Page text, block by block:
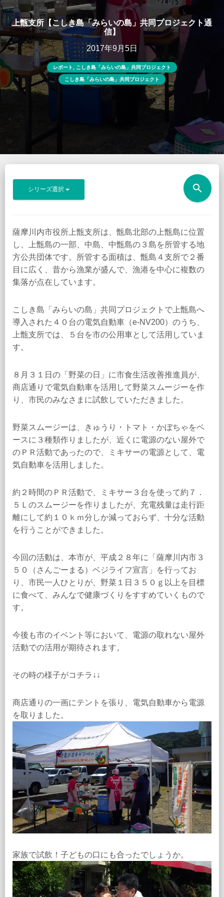
上甑支所【こしき島「みらいの島」共同プロジェクト通
信】
2017年9月5日
レポート こしき島「みらいの島」共同プロジェクト
こしき島「みらいの島」共同プロジェクト
シリーズ選択 search
薩摩川内市役所上甑支所は、甑島北部の上甑島に位置
し、上甑島の一部、中島、中甑島の３島を所管する地
方公共団体です。所管する面積は、甑島４支所で２番
目に広く、昔から漁業が盛んで、漁港を中心に複数の
集落が点在しています。
こしき島「みらいの島」共同プロジェクトで上甑島へ
導入された４０台の電気自動車（e-NV200）のうち、
上甑支所では、５台を市の公用車として活用していま
す。
８月３１日の「野菜の日」に市食生活改善推進員が、
商店通りで電気自動車を活用して野菜スムージーを作
り、市民のみなさまに試飲していただきました。
野菜スムージーは、きゅうり・トマト・かぼちゃをベ
ースに３種類作りましたが、近くに電源のない屋外で
のＰＲ活動であったので、ミキサーの電源として、電
気自動車を活用しました。
約２時間のＰＲ活動で、ミキサー３台を使って約７．
５Ｌのスムージーを作りましたが、充電残量は走行距
離にして約１０ｋｍ分しか減っておらず、十分な活動
を行うことができました。
今回の活動は、本市が、平成２８年に「薩摩川内市３
５０（さんごーまる）ベジライフ宣言」を行ってお
り、市民一人ひとりが、野菜１日３５０ｇ以上を目標
に食べて、みんなで健康づくりをすすめていくもので
す。
今後も市のイベント等において、電源の取れない屋外
活動での活用が期待されます。
その時の様子がコチラ↓↓
商店通りの一画にテントを張り、電気自動車から電源
を取りました。
家族で試飲！子どもの口にも合ったでしょうか。